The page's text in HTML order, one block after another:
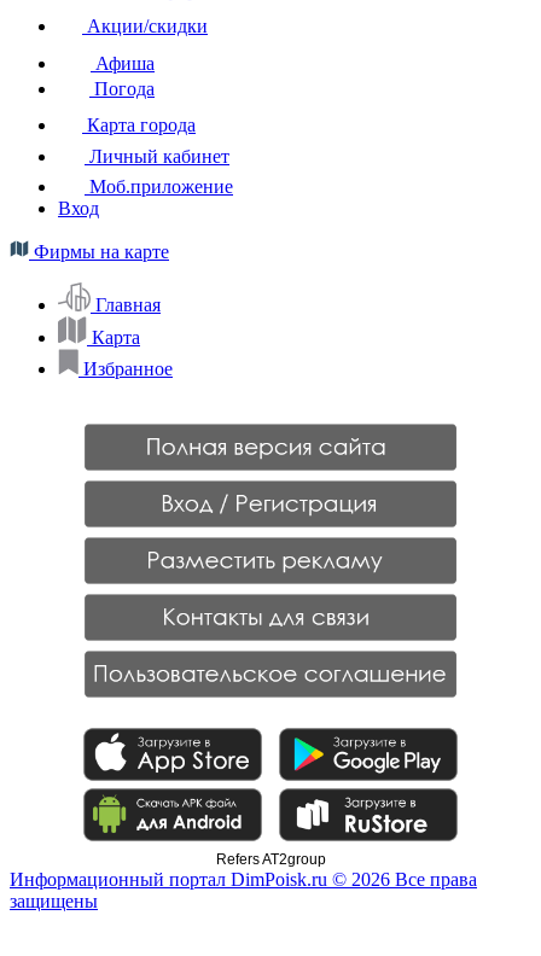
Акции/скидки
Афиша
Погода
Карта города
Личный кабинет
Моб.приложение
Вход
Фирмы на карте
Главная
Карта
Избранное
Refers AT2group
Информационный портал DimPoisk.ru © 2026 Все права
защищены